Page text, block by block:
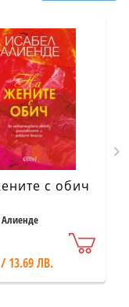
с обич
13.69 ЛВ.